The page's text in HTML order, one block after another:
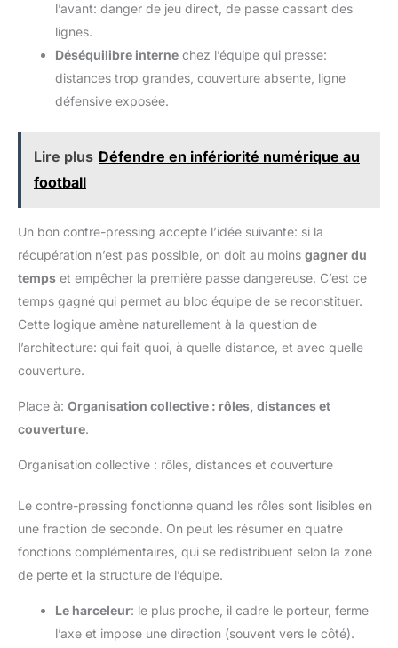
l’avant: danger de jeu direct, de passe cassant des
lignes.
Déséquilibre interne chez l’équipe qui presse:
distances trop grandes, couverture absente, ligne
défensive exposée.
Lire plus Défendre en infériorité numérique au
football
Un bon contre-pressing accepte l’idée suivante: si la
récupération n’est pas possible, on doit au moins gagner du
temps et empêcher la première passe dangereuse. C’est ce
temps gagné qui permet au bloc équipe de se reconstituer.
Cette logique amène naturellement à la question de
l’architecture: qui fait quoi, à quelle distance, et avec quelle
couverture.
Place à: Organisation collective : rôles, distances et
couverture.
Organisation collective : rôles, distances et couverture
Le contre-pressing fonctionne quand les rôles sont lisibles en
une fraction de seconde. On peut les résumer en quatre
fonctions complémentaires, qui se redistribuent selon la zone
de perte et la structure de l’équipe.
Le harceleur: le plus proche, il cadre le porteur, ferme
l’axe et impose une direction (souvent vers le côté).